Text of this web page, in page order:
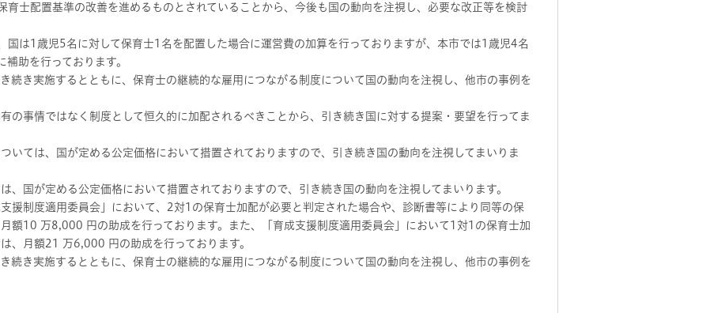
士配置基準の改善を進めるものとされていることから、今後も国の動向を注視し、必要な改正等を検討
は1歳児5名に対して保育士1名を配置した場合に運営費の加算を行っておりますが、本市では1歳児4名
助を行っております。
続き実施するとともに、保育士の継続的な雇用につながる制度について国の動向を注視し、他市の事例を
の事情ではなく制度として恒久的に加配されるべきことから、引き続き国に対する提案・要望を行ってま
いては、国が定める公定価格において措置されておりますので、引き続き国の動向を注視してまいりま
、国が定める公定価格において措置されておりますので、引き続き国の動向を注視してまいります。
援制度適用委員会」において、2対1の保育士加配が必要と判定された場合や、診断書等により同等の保
額10 万8,000 円の助成を行っております。また、「育成支援制度適用委員会」において1対1の保育士加
、月額21 万6,000 円の助成を行っております。
続き実施するとともに、保育士の継続的な雇用につながる制度について国の動向を注視し、他市の事例を